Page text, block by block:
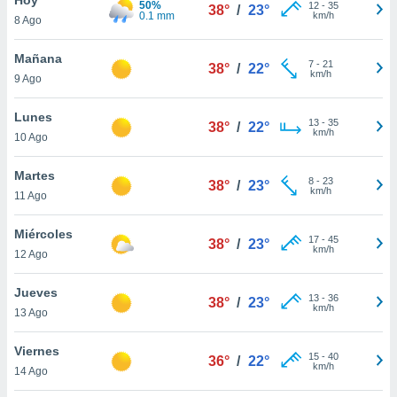
y
en
más
de
8 Ago
50%
0.1 mm
38° / 23° 12- 35
km/h
Mañana
9 Ago
38° / 22° 7- 21
km/h
Lunes
10 Ago
38° / 22° 13- 35
km/h
Martes
11 Ago
38° / 23° 8- 23
km/h
Miércoles
12 Ago
38° / 23° 17- 45
km/h
Jueves
13 Ago
38° / 23° 13- 36
km/h
Viernes
14 Ago
36° / 22° 15- 40
km/h